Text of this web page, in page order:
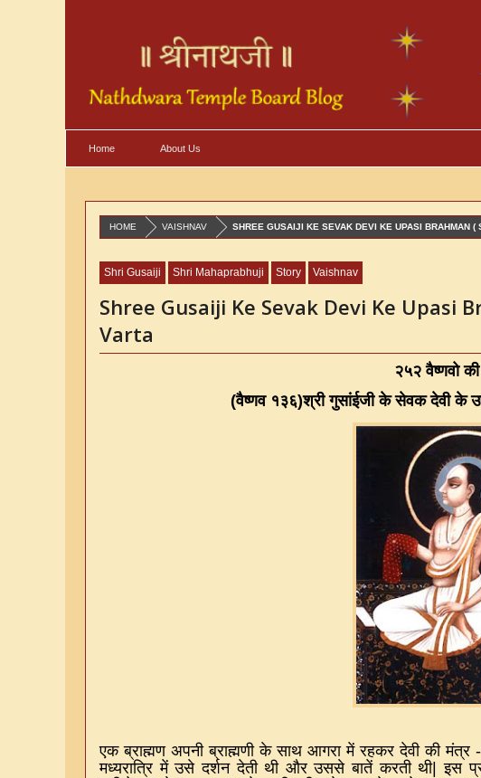
Home About Us
HOME VAISHNAV SHREE GUSAIJI KE SEVAK DEVI KE UPASI BRAHMAN (
Shri Gusaiji Shri Mahaprabhuji Story Vaishnav
Shree Gusaiji Ke Sevak Devi Ke Upasi
Varta
२५२ वैष्णवो की
(वैष्णव १३६)श्री गुसांईजी के सेवक देवी के
एक ब्राह्मण अपनी ब्राह्मणी के साथ आगरा में रहकर देवी की मंत्र
मध्यरात्रि में उसे दर्शन देती थी और उससे बातें करती थी|इस